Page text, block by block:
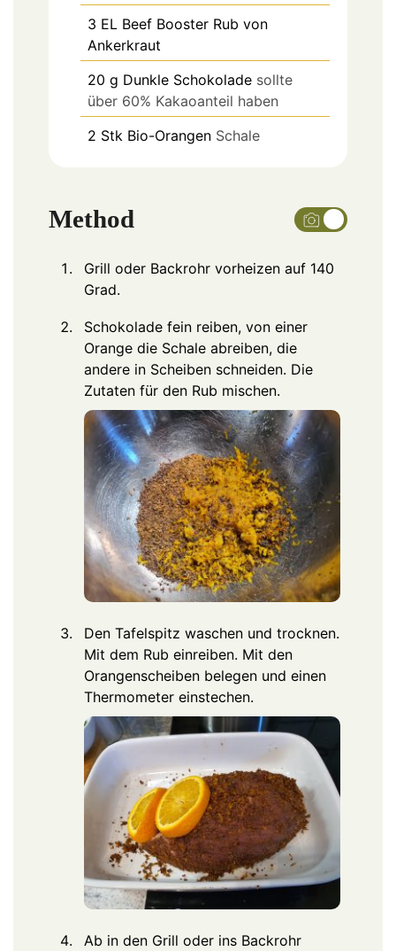
3 EL Beef Booster Rub von
Ankerkraut
20 g Dunkle Schokolade sollte
über 60% Kakaoanteil haben
2 Stk Bio-Orangen Schale
Method
Grill oder Backrohr vorheizen auf 140
Grad.
Schokolade fein reiben, von einer
Orange die Schale abreiben, die
andere in Scheiben schneiden. Die
Zutaten für den Rub mischen.
Den Tafelspitz waschen und trocknen.
Mit dem Rub einreiben. Mit den
Orangenscheiben belegen und einen
Thermometer einstechen.
Ab in den Grill oder ins Backrohr